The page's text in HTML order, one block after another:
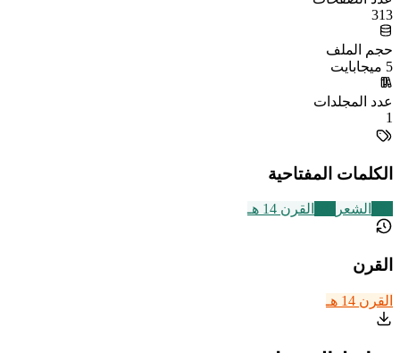
313
حجم الملف
5 ميجابايت
عدد المجلدات
1
الكلمات المفتاحية
الشعر القرن 14 هـ
القرن
القرن 14 هـ